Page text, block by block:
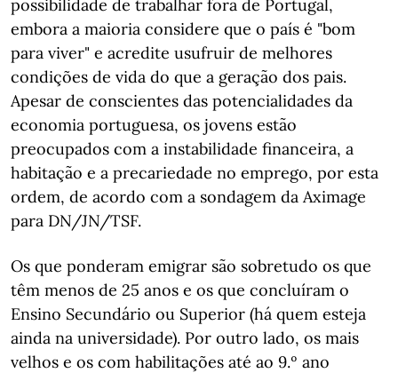
possibilidade de trabalhar fora de Portugal,
embora a maioria considere que o país é "bom
para viver" e acredite usufruir de melhores
condições de vida do que a geração dos pais.
Apesar de conscientes das potencialidades da
economia portuguesa, os jovens estão
preocupados com a instabilidade financeira, a
habitação e a precariedade no emprego, por esta
ordem, de acordo com a sondagem da Aximage
para DN/JN/TSF.
Os que ponderam emigrar são sobretudo os que
têm menos de 25 anos e os que concluíram o
Ensino Secundário ou Superior (há quem esteja
ainda na universidade). Por outro lado, os mais
velhos e os com habilitações até ao 9.º ano